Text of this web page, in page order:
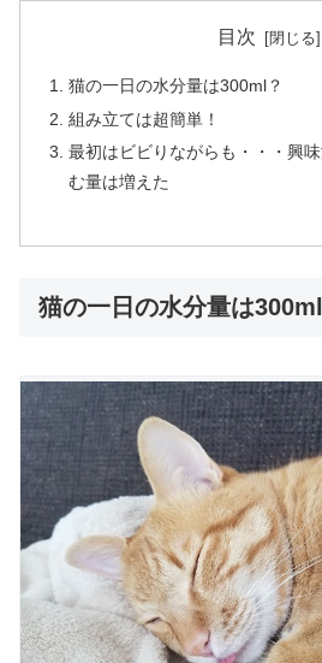
目次
猫の一日の水分量は300ml？
組み立ては超簡単！
最初はビビりながらも・・・興
む量は増えた
猫の一日の水分量は